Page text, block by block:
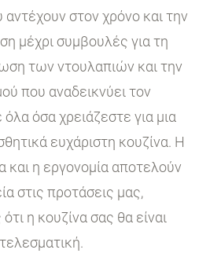
στον χρόνο και την
μέχρι συμβουλές για τη
των ντουλαπιών και την
που αναδεικνύει τον
όσα χρειάζεστε για μια
ευχάριστη κουζίνα. Η
και η εργονομία αποτελούν
στις προτάσεις μας,
η κουζίνα σας θα είναι